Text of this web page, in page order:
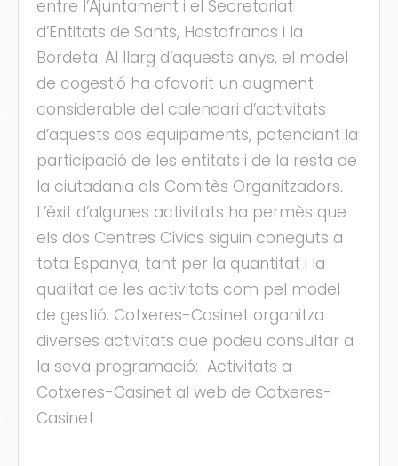
entre l’Ajuntament i el Secretariat
d’Entitats de Sants, Hostafrancs i la
Bordeta. Al llarg d’aquests anys, el model
de cogestió ha afavorit un augment
considerable del calendari d’activitats
d’aquests dos equipaments, potenciant la
participació de les entitats i de la resta de
la ciutadania als Comitès Organitzadors.
L’èxit d’algunes activitats ha permès que
els dos Centres Cívics siguin coneguts a
tota Espanya, tant per la quantitat i la
qualitat de les activitats com pel model
de gestió. Cotxeres-Casinet organitza
diverses activitats que podeu consultar a
la seva programació: Activitats a
Cotxeres-Casinet al web de Cotxeres-
Casinet